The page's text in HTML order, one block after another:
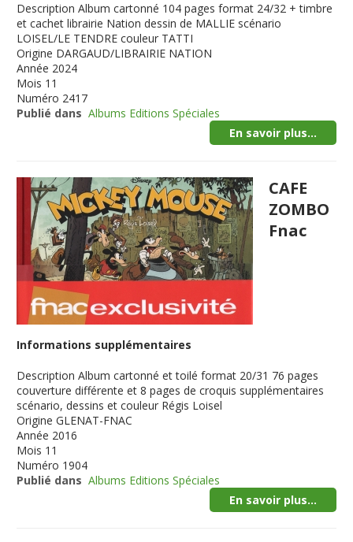
Description Album cartonné 104 pages format 24/32 + timbre
et cachet librairie Nation dessin de MALLIE scénario
LOISEL/LE TENDRE couleur TATTI
Origine DARGAUD/LIBRAIRIE NATION
Année 2024
Mois 11
Numéro 2417
Publié dans Albums Editions Spéciales
En savoir plus...
CAFE
ZOMBO
Fnac
Informations supplémentaires
Description Album cartonné et toilé format 20/31 76 pages
couverture différente et 8 pages de croquis supplémentaires
scénario, dessins et couleur Régis Loisel
Origine GLENAT-FNAC
Année 2016
Mois 11
Numéro 1904
Publié dans Albums Editions Spéciales
En savoir plus...